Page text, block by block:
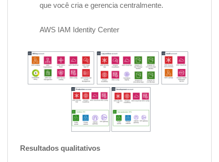
que você cria e gerencia centralmente.
AWS IAM Identity Center
Resultados qualitativos